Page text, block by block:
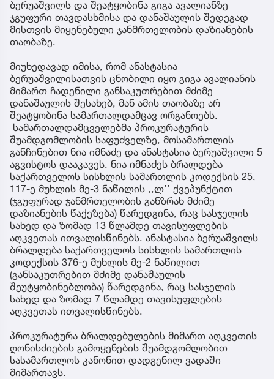
ბერუაშვილს და შეატყობინა გიგა ავალიანზე
ჯგუფური თავდასხმისა და დანაშაულის შედეგად
მისთვის მიყენებული ჯანმრთელობის დაზიანების
თაობაზე.
მიუხედავად იმისა, რომ ანასტასია
ბერუაშვილისათვის ცნობილი იყო გიგა ავალიანის
მიმართ ჩადენილი განსაკუთრებით მძიმე
დანაშაულის შესახებ, მან ამის თაობაზე არ
შეატყობინა სამართალდამცავ ორგანოებს.
სამართალდამცველებმა პროკურატურის
შუამდგომლობის საფუძველზე, მოსამართლის
განჩინებით ნია იმნაძე და ანასტასია ბერუაშვილი 5
აგვისტოს დააკავეს. ნია იმნაძეს ბრალდება
საქართველოს სისხლის სამართლის კოდექსის 25,
117-ე მუხლის მე-3 ნაწილის ,,ლ’’ ქვეპუნქტით
(ჯგუფურად ჯანმრთელობის განზრახ მძიმე
დაზიანების წაქეზება) წარედგინა, რაც სასჯელის
სახედ და ზომად 13 წლამდე თავისუფლების
აღკვეთას ითვალისწინებს. ანასტასია ბერუაშვილს
ბრალდება საქართველოს სისხლის სამართლის
კოდექსის 376-ე მუხლის მე-2 ნაწილით
(განსაკუთრებით მძიმე დანაშაულის
შეუტყობინებლობა) წარედგინა, რაც სასჯელის
სახედ და ზომად 7 წლამდე თავისუფლების
აღკვეთას ითვალისწინებს.
პროკურატურა ბრალდებულების მიმართ აღკვეთის
ღონისძიების გამოყენების შუამდგომლობით
სასამართლოს კანონით დადგენილ ვადაში
მიმართავს.